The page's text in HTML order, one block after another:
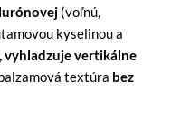
(voľnú,
kyselinou a
vyhladzuje vertikálne
textúra bez